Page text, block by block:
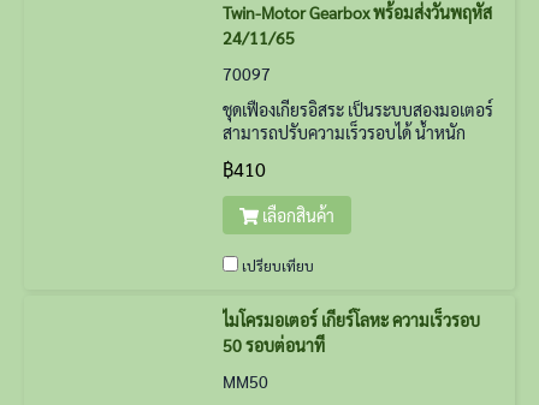
Twin-Motor Gearbox พร้อมส่งวันพฤหัส
24/11/65
70097
ชุดเฟืองเกียรอิสระ เป็นระบบสองมอเตอร์
สามารถปรับความเร็วรอบได้ น้ำหนัก
212 กรัม
฿410
เลือกสินค้า
เปรียบเทียบ
ไมโครมอเตอร์ เกียร์โลหะ ความเร็วรอบ
50 รอบต่อนาที
MM50